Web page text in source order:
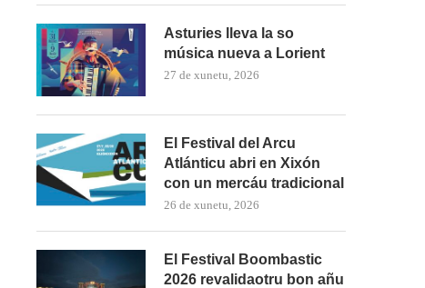
Asturies lleva la so
música nueva a Lorient
27 de xunetu, 2026
El Festival del Arcu
Atlánticu abri en Xixón
con un mercáu tradicional
26 de xunetu, 2026
El Festival Boombastic
2026 revalidaotru bon añu